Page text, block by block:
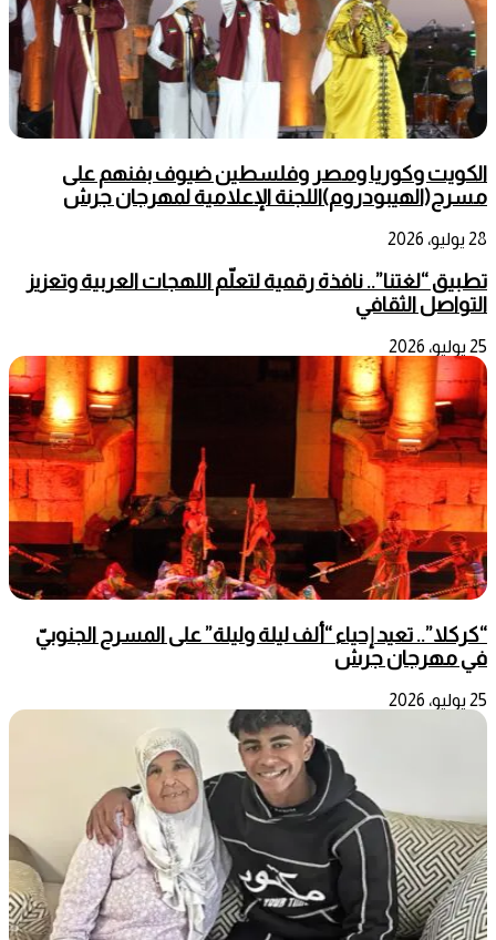
الكويت وكوريا ومصر وفلسطين ضيوف بفنهم على
مسرح(الهيبودروم)اللجنة الإعلامية لمهرجان جرش
28 يوليو، 2026
تطبيق “لغتنا”.. نافذة رقمية لتعلّم اللهجات العربية وتعزيز
التواصل الثقافي
25 يوليو، 2026
“كركلا”.. تعيد إحياء “ألف ليلة وليلة” على المسرح الجنوبيّ
في مهرجان جرش
25 يوليو، 2026